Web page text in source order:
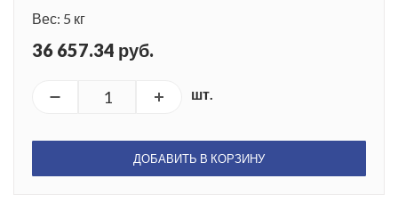
Вес: 5 кг
36 657.34 руб.
шт.
ДОБАВИТЬ В КОРЗИНУ